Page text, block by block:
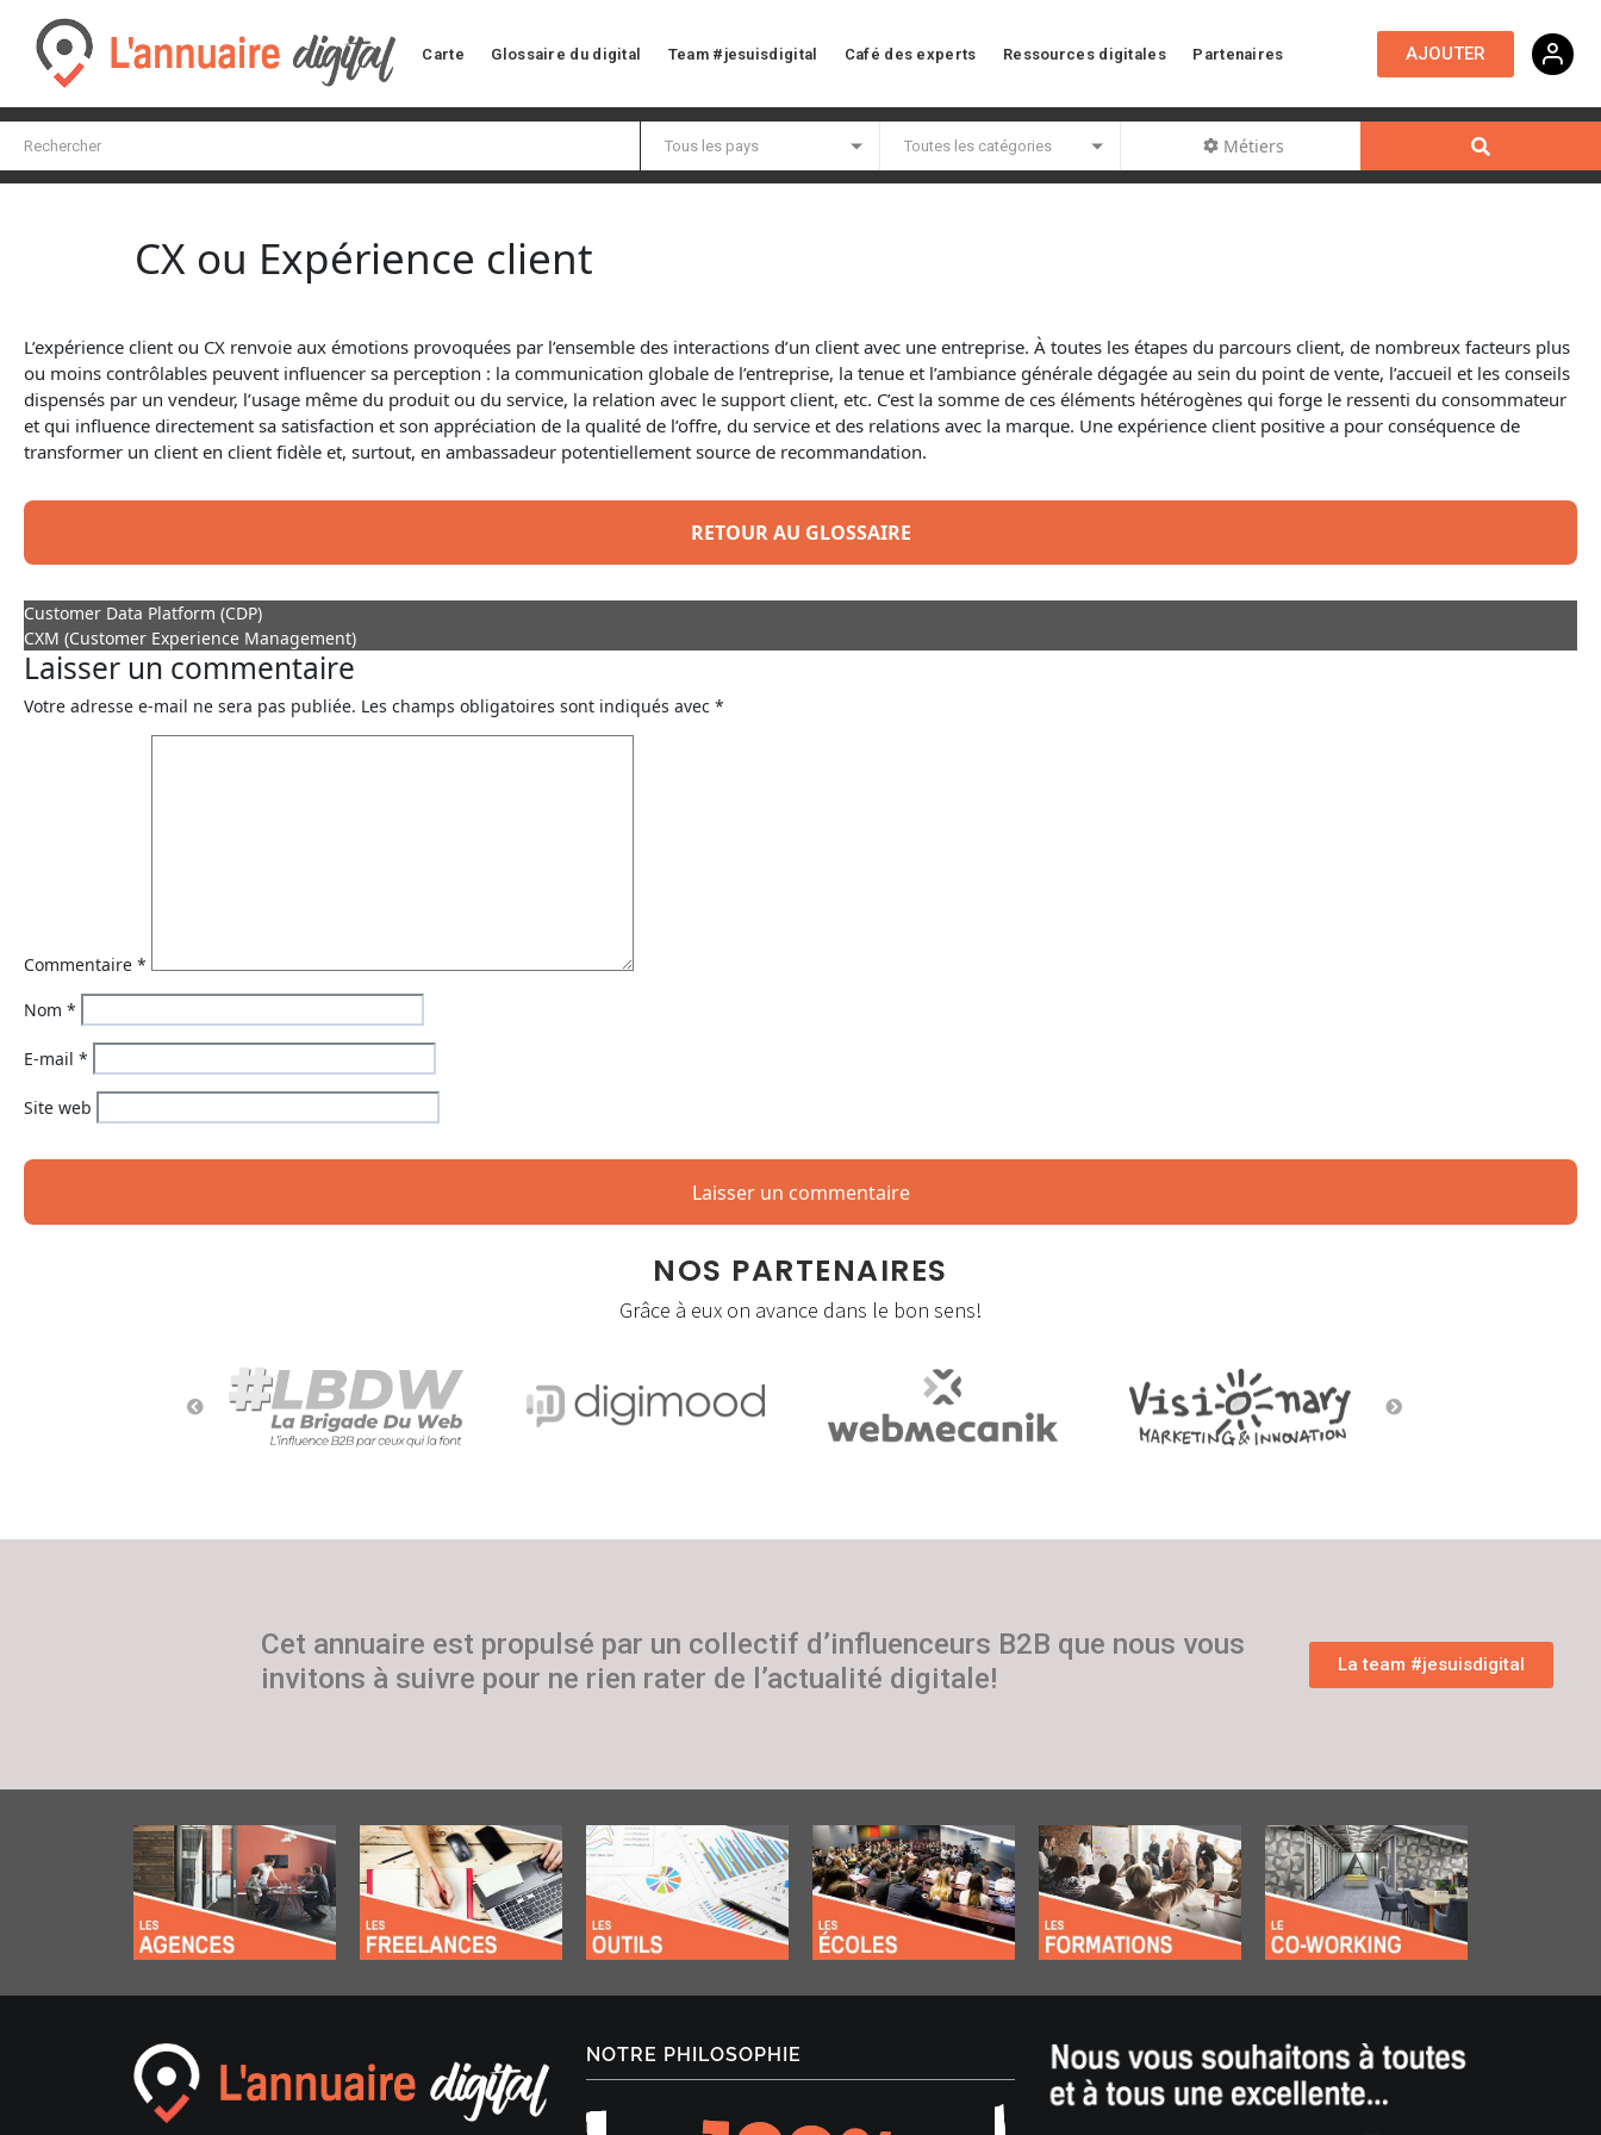
Carte Glossaire du digital Team #jesuisdigital Café des experts Ressources digitales Partenaires AJOUTER
Métiers
CX ou Expérience client
L’expérience client ou CX renvoie aux émotions provoquées par l’ensemble des interactions d’un client avec une entreprise. À toutes les étapes du parcours client, de nombreux facteurs plus
ou moins contrôlables peuvent influencer sa perception : la communication globale de l’entreprise, la tenue et l’ambiance générale dégagée au sein du point de vente, l’accueil et les conseils
dispensés par un vendeur, l’usage même du produit ou du service, la relation avec le support client, etc. C’est la somme de ces éléments hétérogènes qui forge le ressenti du consommateur
et qui influence directement sa satisfaction et son appréciation de la qualité de l’offre, du service et des relations avec la marque. Une expérience client positive a pour conséquence de
transformer un client en client fidèle et, surtout, en ambassadeur potentiellement source de recommandation.
RETOUR AU GLOSSAIRE
Customer Data Platform (CDP)
CXM (Customer Experience Management)
Laisser un commentaire
Votre adresse e-mail ne sera pas publiée. Les champs obligatoires sont indiqués avec *
Commentaire *
Nom *
E-mail *
Site web
NOS PARTENAIRES
Grâce à eux on avance dans le bon sens!
Cet annuaire est propulsé par un collectif d’influenceurs B2B que nous vous
invitons à suivre pour ne rien rater de l’actualité digitale!
La team #jesuisdigital
NOTRE PHILOSOPHIE